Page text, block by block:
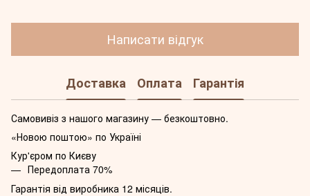
Написати відгук
Доставка Оплата Гарантія
Самовивіз з нашого магазину — безкоштовно.
«Новою поштою» по Україні
Кур'єром по Києву
Передоплата 70%
Гарантія від виробника 12 місяців.